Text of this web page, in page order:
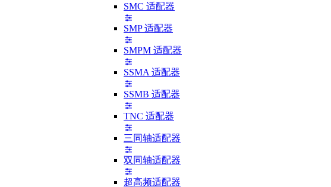
SMC 适配器
SMP 适配器
SMPM 适配器
SSMA 适配器
SSMB 适配器
TNC 适配器
三同轴适配器
双同轴适配器
超高频适配器